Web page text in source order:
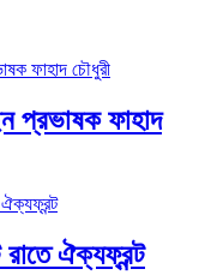
প্রভাষক ফাহাদ
ঐক্যফ্রন্ট